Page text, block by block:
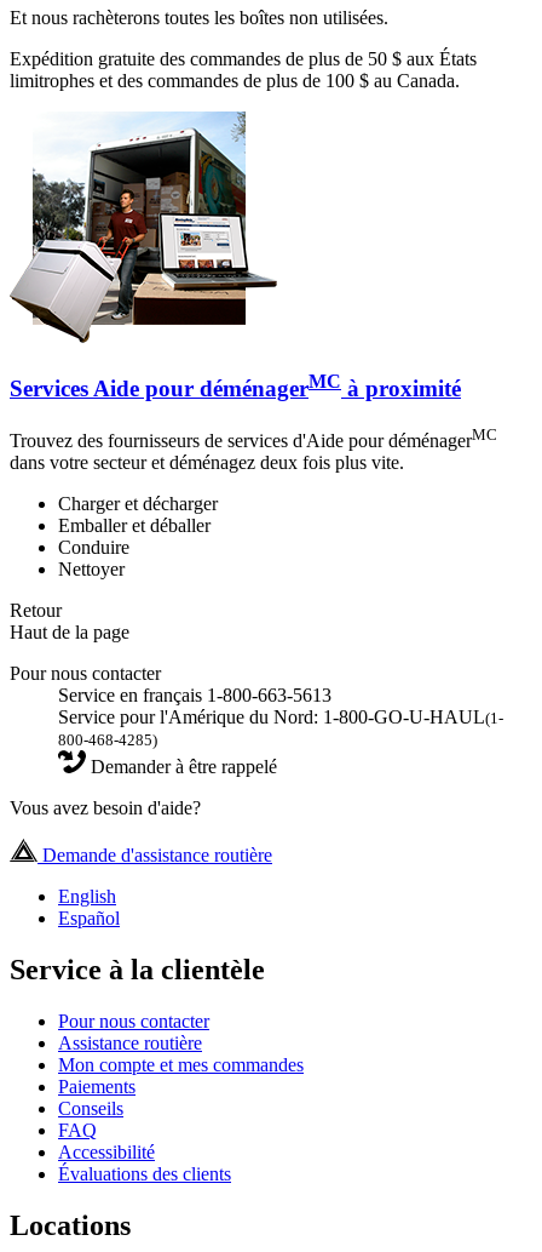
Et nous rachèterons toutes les boîtes non utilisées.
Expédition gratuite des commandes de plus de 50 $ aux États
limitrophes et des commandes de plus de 100 $ au Canada.
Services Aide pour déménagerMC à proximité
Trouvez des fournisseurs de services d'Aide pour déménagerMC
dans votre secteur et déménagez deux fois plus vite.
Charger et décharger
Emballer et déballer
Conduire
Nettoyer
Retour
Haut de la page
Pour nous contacter
Service en français 1-800-663-5613
Service pour l'Amérique du Nord: 1-800-GO-U-HAUL(1-
800-468-4285)
Demander à être rappelé
Vous avez besoin d'aide?
Demande d'assistance routière
English
Español
Service à la clientèle
Pour nous contacter
Assistance routière
Mon compte et mes commandes
Paiements
Conseils
FAQ
Accessibilité
Évaluations des clients
Locations